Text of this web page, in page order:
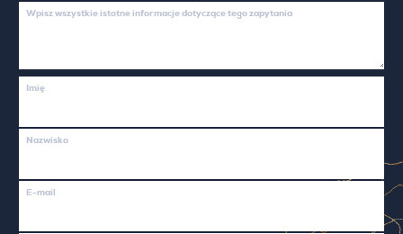
Wpisz wszystkie istotne informacje dotyczące tego zapytania
Imię
Nazwisko
E-mail